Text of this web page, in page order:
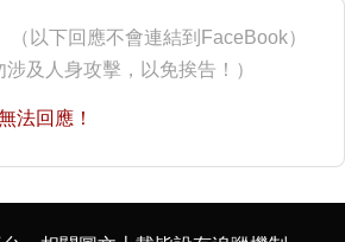
（以下回應不會連結到FaceBook）
涉及人身攻擊，以免挨告！）
法回應！